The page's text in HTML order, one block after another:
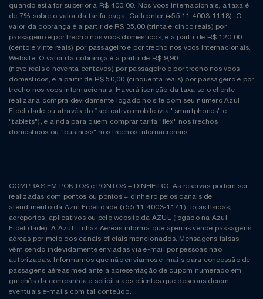
quando esta for superior a R$ 400,00. Nos voos internacionais, a taxa é
de 7% sobre o valor da tarifa paga. Callcenter (+55 11 4003-1118): O
valor da cobrança é a partir de R$ 35,00 (trinta e cinco reais) por
passageiro e por trecho nos voos domésticos, e a partir de R$ 120,00
(cento e vinte reais) por passageiro e por trecho nos voos internacionais.
Website: O valor da cobrança é a partir de R$ 9,90
(nove reais e noventa centavos) por passageiro e por trecho nos voos
domésticos, e a partir de R$ 50,00 (cinquenta reais) por passageiro e por
trecho nos voos internacionais. Haverá isenção da taxa se o cliente
realizar a compra devidamente logado no site com seu número Azul
Fidelidade ou através do “aplicativo mobile (via "smartphones" e
"tablets"), e ainda para quem comprar tarifa "flex" nos trechos
domésticos ou "business" nos trechos internacionais.
COMPRAS EM PONTOS e PONTOS + DINHEIRO: As reservas podem ser
realizadas com pontos ou pontos + dinheiro pelos canais de
atendimento da Azul Fidelidade (+55 11 4003-1141), lojas físicas,
aeroportos, aplicativos ou pelo website da AZUL (logado na Azul
Fidelidade). A Azul Linhas Aéreas informa que apenas vende passagens
aéreas por meio dos canais oficiais mencionados. Mensagens falsas
vêm sendo indevidamente enviadas via e-mail por pessoas não
autorizadas. Informamos que não enviamos e-mails para concessão de
passagens aéreas mediante a apresentação de cupom numerado em
guichês da companhia e solicita aos clientes que desconsiderem
eventuais e-mails com tal conteúdo.